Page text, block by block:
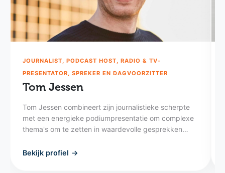
JOURNALIST, PODCAST HOST, RADIO & TV-
PRESENTATOR, SPREKER EN DAGVOORZITTER
Tom Jessen
Tom Jessen combineert zijn journalistieke scherpte
met een energieke podiumpresentatie om complexe
thema's om te zetten in waardevolle gesprekken
Bekijk profiel →